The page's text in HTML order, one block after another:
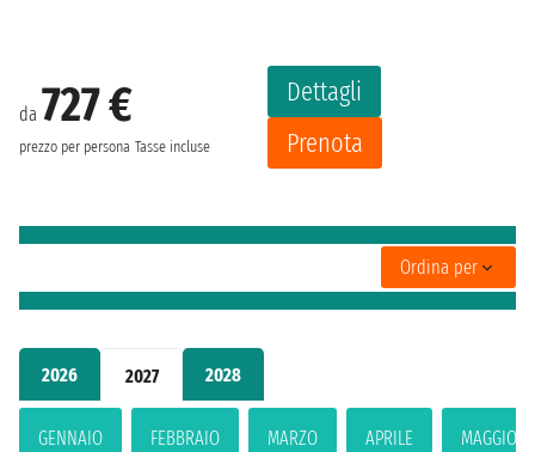
2026 2027 2028
GENNAIO
FEBBRAIO
MARZO
APRILE
MAGGIO
da 727 €
prezzo per persona Tasse incluse
Dettagli
Prenota
Ordina per